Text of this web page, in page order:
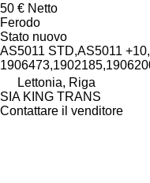
50 € Netto
Ferodo
Stato nuovo
AS5011 STD,AS5011
Lettonia, Riga
SIA KING TRANS
Contattare il venditore